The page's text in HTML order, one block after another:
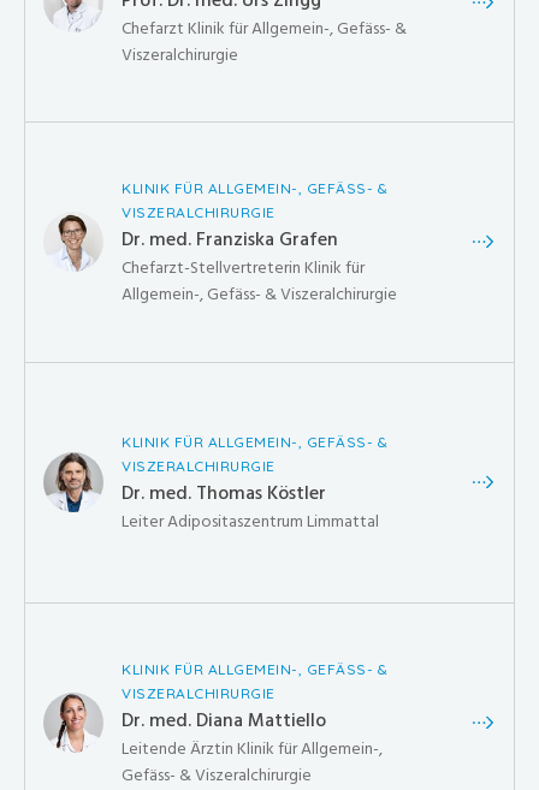
Chefarzt Klinik für Allgemein-, Gefäss- &
Viszeralchirurgie
KLINIK FÜR ALLGEMEIN-, GEFÄSS- &
VISZERALCHIRURGIE
Dr. med. Franziska Grafen
Chefarzt-Stellvertreterin Klinik für
Allgemein-, Gefäss- & Viszeralchirurgie
KLINIK FÜR ALLGEMEIN-, GEFÄSS- &
VISZERALCHIRURGIE
Dr. med. Thomas Köstler
Leiter Adipositaszentrum Limmattal
KLINIK FÜR ALLGEMEIN-, GEFÄSS- &
VISZERALCHIRURGIE
Dr. med. Diana Mattiello
Leitende Ärztin Klinik für Allgemein-,
Gefäss- & Viszeralchirurgie